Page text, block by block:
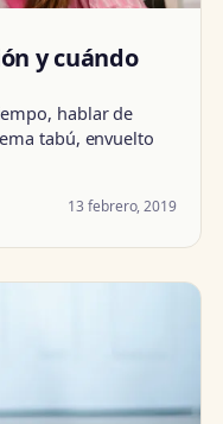
y cuándo
hablar de
tabú, envuelto
13 febrero, 2019